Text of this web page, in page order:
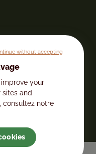
without accepting
your
and
consultez notre